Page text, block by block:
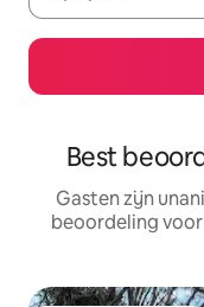
Best
Gasten zijn
beoordeling